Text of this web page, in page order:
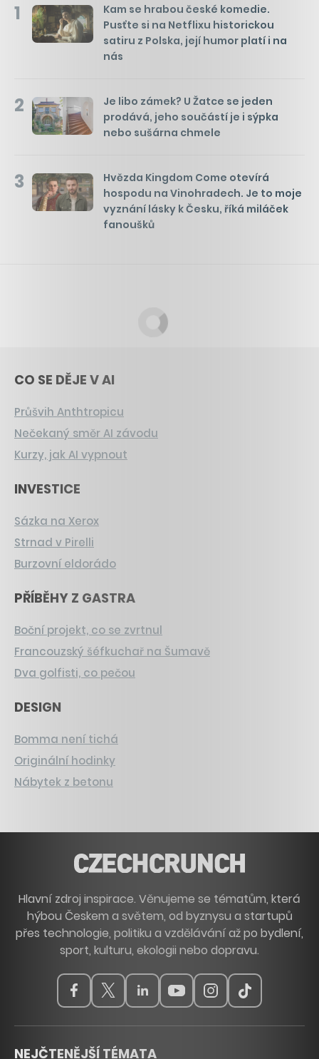
1
Kam se hrabou české komedie.
Pusťte si na Netflixu historickou
satiru z Polska, její humor platí i na
nás
2
Je libo zámek? U Žatce se jeden
prodává, jeho součástí je i sýpka
nebo sušárna chmele
3
Hvězda Kingdom Come otevírá
hospodu na Vinohradech. Je to moje
vyznání lásky k Česku, říká miláček
fanoušků
CO SE DĚJE V AI
Průšvih Anthtropicu
Nečekaný směr AI závodu
Kurzy, jak AI vypnout
INVESTICE
Sázka na Xerox
Strnad v Pirelli
Burzovní eldorádo
PŘÍBĚHY Z GASTRA
Boční projekt, co se zvrtnul
Francouzský šéfkuchař na Šumavě
Dva golfisti, co pečou
DESIGN
Bomma není tichá
Originální hodinky
Nábytek z betonu
Hlavní zdroj inspirace. Věnujeme se tématům, která
hýbou Českem a světem, od byznysu a startupů
přes technologie, politiku a vzdělávání až po bydlení,
sport, kulturu, ekologii nebo dopravu.
NEJČTENĚJŠÍ TÉMATA